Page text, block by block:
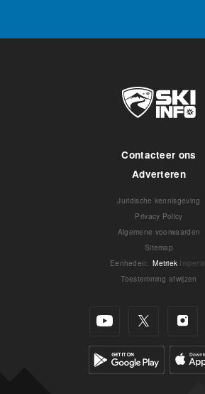
Contacteer ons
Adverteren
Juridische kennisgeving
Privacy Policy
Algemene voorwaarden
Sitemap
Eenheden: Metriek Imperial
Toestemming afwijzen